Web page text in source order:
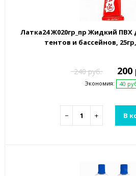
Латка24 Ж020гр_пр Жидкий
тентов и бассейнов,
240 руб. 200
Экономия: 40
− + В